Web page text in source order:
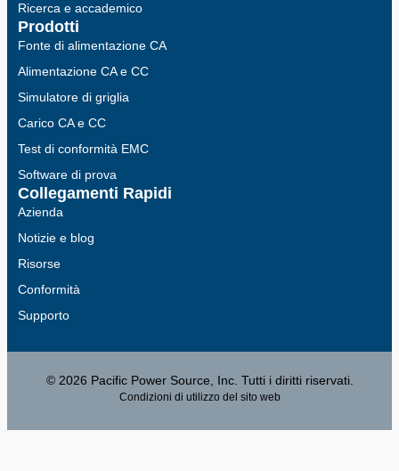
Ricerca e accademico
Prodotti
Fonte di alimentazione CA
Alimentazione CA e CC
Simulatore di griglia
Carico CA e CC
Test di conformità EMC
Software di prova
Collegamenti Rapidi
Azienda
Notizie e blog
Risorse
Conformità
Supporto
© 2026 Pacific Power Source, Inc. Tutti i diritti riservati.
Condizioni di utilizzo del sito web